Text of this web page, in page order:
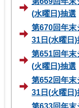
(水曜日)抽選
第670回年末
31日(水曜日)
第651回年末
(火曜日)抽選
第652回年末
31日(火曜日)
第633回年末